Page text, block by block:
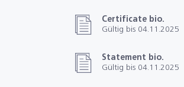
Certificate bio.
Gültig bis 04.11.2025
Statement bio.
Gültig bis 04.11.2025